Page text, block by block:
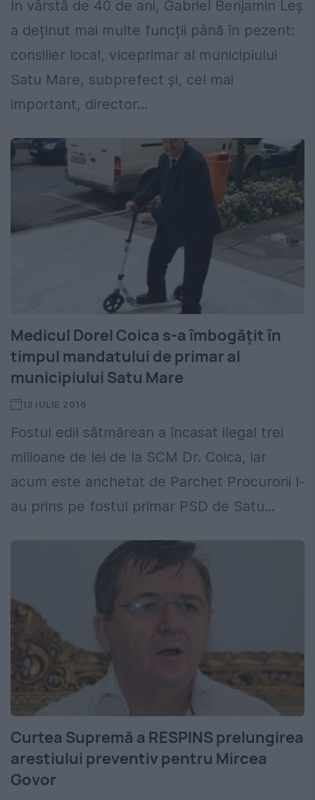
În vârstă de 40 de ani, Gabriel Benjamin Leș
a deținut mai multe funcții până în pezent:
consilier local, viceprimar al municipiului
Satu Mare, subprefect și, cel mai
important, director...
Medicul Dorel Coica s-a îmbogăţit în
timpul mandatului de primar al
municipiului Satu Mare
13 IULIE 2016
Fostul edil sătmărean a încasat ilegal trei
milioane de lei de la SCM Dr. Coica, iar
acum este anchetat de Parchet Procurorii l-
au prins pe fostul primar PSD de Satu...
Curtea Supremă a RESPINS prelungirea
arestiului preventiv pentru Mircea
Govor